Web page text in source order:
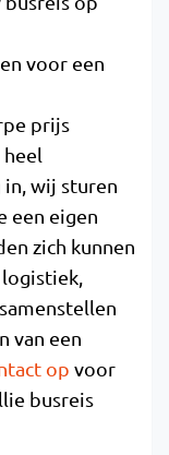
voor een
prijs
in, wij sturen
een eigen
zich kunnen
van een
op voor
busreis